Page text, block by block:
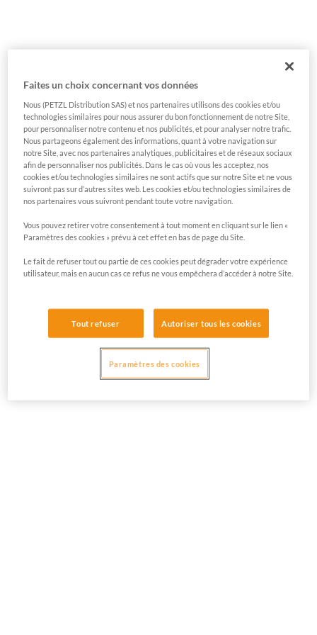
Faites un choix concernant vos données
Nous (PETZL Distribution SAS) et nos partenaires utilisons des cookies et/ou
technologies similaires pour nous assurer du bon fonctionnement de notre Site,
pour personnaliser notre contenu et nos publicités, et pour analyser notre trafic.
Nous partageons également des informations, quant à votre navigation sur
notre Site, avec nos partenaires analytiques, publicitaires et de réseaux sociaux
afin de personnaliser nos publicités. Dans le cas où vous les acceptez, nos
cookies et/ou technologies similaires ne sont actifs que sur notre Site et ne vous
suivront pas sur d’autres sites web. Les cookies et/ou technologies similaires de
nos partenaires vous suivront pendant toute votre navigation.
Vous pouvez retirer votre consentement à tout moment en cliquant sur le lien «
Paramètres des cookies » prévu à cet effet en bas de page du Site.
Le fait de refuser tout ou partie de ces cookies peut dégrader votre expérience
utilisateur, mais en aucun cas ce refus ne vous empêchera d’accéder à notre Site.
Tout refuser Autoriser tous les cookies
Paramètres des cookies